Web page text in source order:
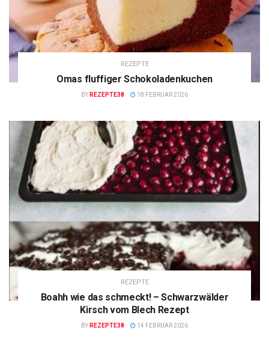
REZEPTE
Omas fluffiger Schokoladenkuchen
BY REZEPTE38 18 FEBRUAR 2026
REZEPTE
Boahh wie das schmeckt! – Schwarzwälder
Kirsch vom Blech Rezept
BY REZEPTE38 14 FEBRUAR 2026